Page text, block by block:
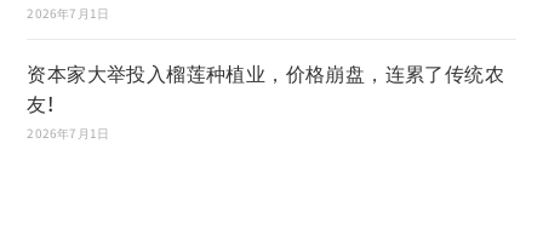
2026年7月1日
资本家大举投入榴莲种植业，价格崩盘，连累了传统农
友!
2026年7月1日